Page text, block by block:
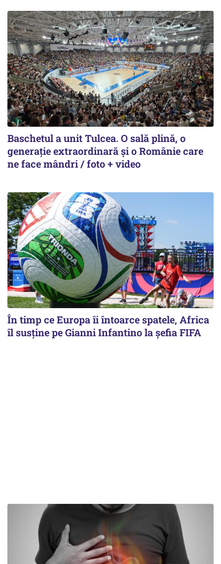
Baschetul a unit Tulcea. O sală plină, o
generație extraordinară și o Românie care
ne face mândri / foto + video
În timp ce Europa îi întoarce spatele, Africa
îl susține pe Gianni Infantino la șefia FIFA